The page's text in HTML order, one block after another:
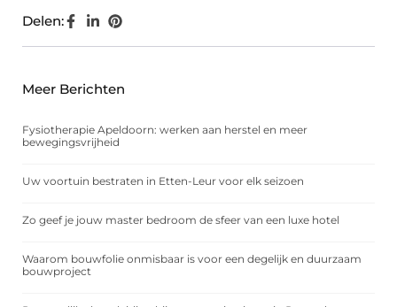
Delen:
Meer Berichten
Fysiotherapie Apeldoorn: werken aan herstel en meer
bewegingsvrijheid
Uw voortuin bestraten in Etten-Leur voor elk seizoen
Zo geef je jouw master bedroom de sfeer van een luxe hotel
Waarom bouwfolie onmisbaar is voor een degelijk en duurzaam
bouwproject